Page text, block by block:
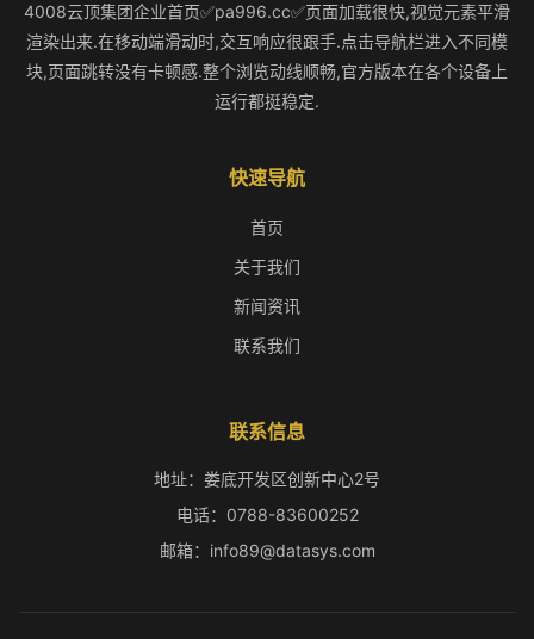
4008云顶集团企业首页✅pa996.cc✅页面加载很快,视觉元素平滑
渲染出来.在移动端滑动时,交互响应很跟手.点击导航栏进入不同模
块,页面跳转没有卡顿感.整个浏览动线顺畅,官方版本在各个设备上
运行都挺稳定.
快速导航
首页
关于我们
新闻资讯
联系我们
联系信息
地址：娄底开发区创新中心2号
电话：0788-83600252
邮箱：info89@datasys.com